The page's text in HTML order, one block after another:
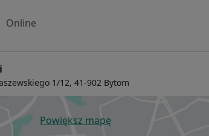
Online
1/12, 41-902 Bytom
Powiększ mapęotwiera się w nowej karcie